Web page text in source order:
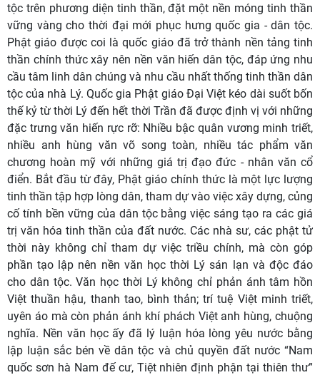
tộc trên phương diện tinh thần, đặt một nền móng tinh thần
vững vàng cho thời đại mới phục hưng quốc gia - dân tộc.
Phật giáo được coi là quốc giáo đã trở thành nền tảng tinh
thần chính thức xây nên nền văn hiến dân tộc, đáp ứng nhu
cầu tâm linh dân chúng và nhu cầu nhất thống tinh thần dân
tộc của nhà Lý. Quốc gia Phật giáo Đại Việt kéo dài suốt bốn
thế kỷ từ thời Lý đến hết thời Trần đã được định vị với những
đặc trưng văn hiến rực rỡ: Nhiều bậc quân vương minh triết,
nhiều anh hùng văn võ song toàn, nhiều tác phẩm văn
chương hoàn mỹ với những giá trị đạo đức - nhân văn cổ
điển. Bắt đầu từ đây, Phật giáo chính thức là một lực lượng
tinh thần tập hợp lòng dân, tham dự vào việc xây dựng, củng
cố tính bền vững của dân tộc bằng việc sáng tạo ra các giá
trị văn hóa tinh thần của đất nước. Các nhà sư, các phật tử
thời này không chỉ tham dự việc triều chính, mà còn góp
phần tạo lập nên nền văn học thời Lý sán lạn và độc đáo
cho dân tộc. Văn học thời Lý không chỉ phản ánh tâm hồn
Việt thuần hậu, thanh tao, bình thản; trí tuệ Việt minh triết,
uyên áo mà còn phản ánh khí phách Việt anh hùng, chuộng
nghĩa. Nền văn học ấy đã lý luận hóa lòng yêu nước bằng
lập luận sắc bén về dân tộc và chủ quyền đất nước “Nam
quốc sơn hà Nam đế cư, Tiệt nhiên định phận tại thiên thư”